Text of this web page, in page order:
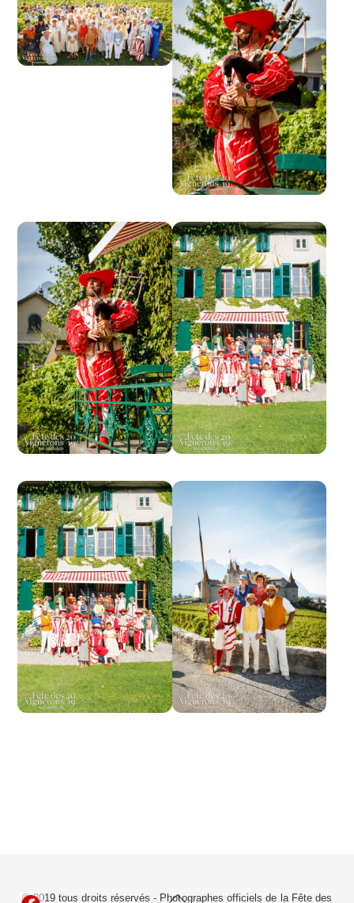
Back
© 2019 tous droits réservés - Photographes officiels de la Fête des